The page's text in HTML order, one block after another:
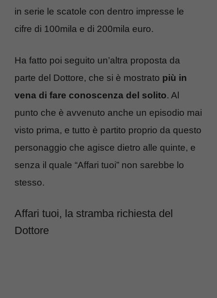
in serie le scatole con dentro impresse le
cifre di 100mila e di 200mila euro.
Ha fatto poi seguito un’altra proposta da
parte del Dottore, che si è mostrato più in
vena di fare conoscenza del solito. Al
punto che è avvenuto anche un episodio mai
visto prima, e tutto è partito proprio da questo
personaggio che agisce dietro alle quinte, e
senza il quale “Affari tuoi” non sarebbe lo
stesso.
Affari tuoi, la stramba richiesta del
Dottore